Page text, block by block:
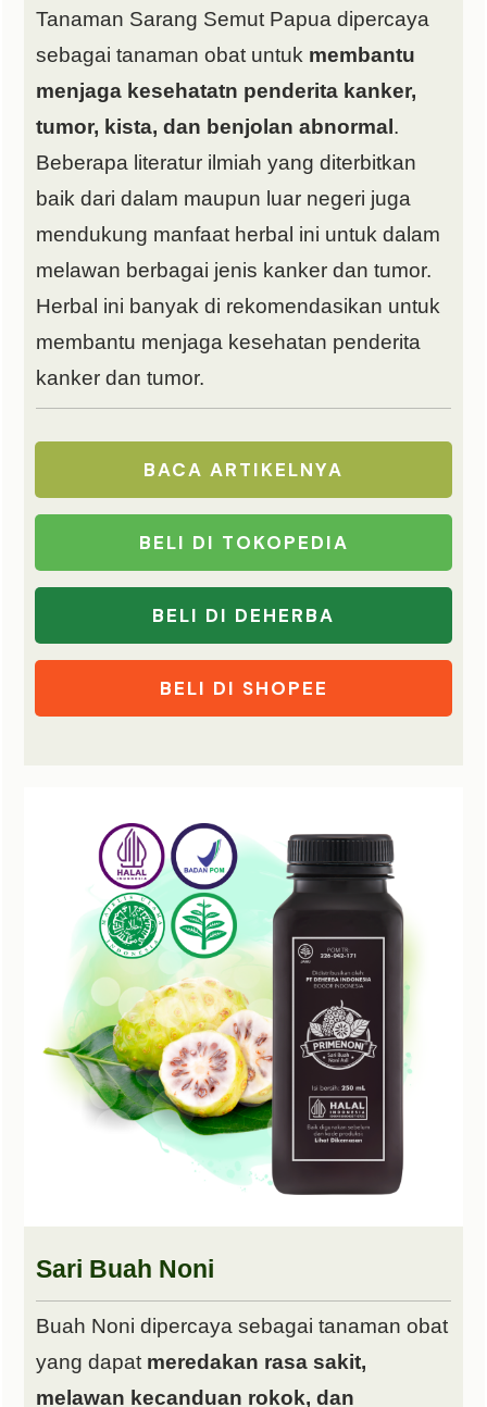
Tanaman Sarang Semut Papua dipercaya
sebagai tanaman obat untuk membantu
menjaga kesehatatn penderita kanker,
tumor, kista, dan benjolan abnormal .
Beberapa literatur ilmiah yang diterbitkan
baik dari dalam maupun luar negeri juga
mendukung manfaat herbal ini untuk dalam
melawan berbagai jenis kanker dan tumor.
Herbal ini banyak di rekomendasikan untuk
membantu menjaga kesehatan penderita
kanker dan tumor.
BACA ARTIKELNYA
BELI DI TOKOPEDIA
BELI DI DEHERBA
BELI DI SHOPEE
Sari Buah Noni
Buah Noni dipercaya sebagai tanaman obat
yang dapat meredakan rasa sakit,
melawan kecanduan rokok, dan